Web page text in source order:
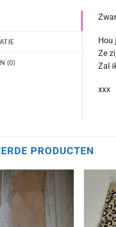
(0)
Hou
Ze
Zal
xxx
PRODUCTEN
Aan
verlanglijst